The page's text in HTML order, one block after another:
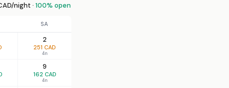
night · 100% open
SA
2
251 CAD
4n
9
162 CAD
4n